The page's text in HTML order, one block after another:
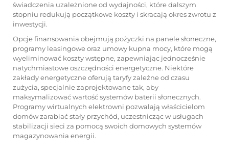
świadczenia uzależnione od wydajności, które dalszym
stopniu redukują początkowe koszty i skracają okres zwrotu z
inwestycji.
Opcje finansowania obejmują pożyczki na panele słoneczne,
programy leasingowe oraz umowy kupna mocy, które mogą
wyeliminować koszty wstępne, zapewniając jednocześnie
natychmiastowe oszczędności energetyczne. Niektóre
zakłady energetyczne oferują taryfy zależne od czasu
zużycia, specjalnie zaprojektowane tak, aby
maksymalizować wartość systemów baterii słonecznych.
Programy wirtualnych elektrowni pozwalają właścicielom
domów zarabiać stały przychód, uczestnicząc w usługach
stabilizacji sieci za pomocą swoich domowych systemów
magazynowania energii.